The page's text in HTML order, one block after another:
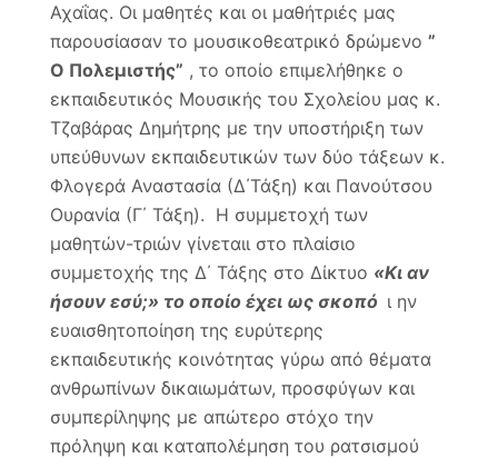
Αχαΐας. Οι μαθητές και οι μαθήτριές μας
παρουσίασαν το μουσικοθεατρικό δρώμενο ”
Ο Πολεμιστής” , το οποίο επιμελήθηκε ο
εκπαιδευτικός Μουσικής του Σχολείου μας κ.
Τζαβάρας Δημήτρης με την υποστήριξη των
υπεύθυνων εκπαιδευτικών των δύο τάξεων κ.
Φλογερά Αναστασία (Δ΄Τάξη) και Πανούτσου
Ουρανία (Γ΄ Τάξη). Η συμμετοχή των
μαθητών-τριών γίνεταιι στο πλαίσιο
συμμετοχής της Δ΄ Τάξης στο Δίκτυο «Κι αν
ήσουν εσύ;» το οποίο έχει ως σκοπό ι ην
ευαισθητοποίηση της ευρύτερης
εκπαιδευτικής κοινότητας γύρω από θέματα
ανθρωπίνων δικαιωμάτων, προσφύγων και
συμπερίληψης με απώτερο στόχο την
πρόληψη και καταπολέμηση του ρατσισμού